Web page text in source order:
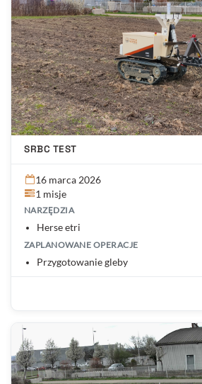
SRBC TEST
16 marca 2026
1 misje
NARZĘDZIA
Herse etri
ZAPLANOWANE OPERACJE
Przygotowanie gleby